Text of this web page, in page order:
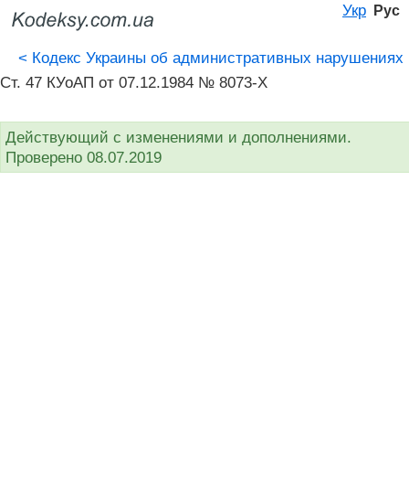
Укр Рус
< Кодекс Украины об административных нарушениях
Ст. 47 КУоАП от 07.12.1984 № 8073-X
Действующий с изменениями и дополнениями.
Проверено 08.07.2019